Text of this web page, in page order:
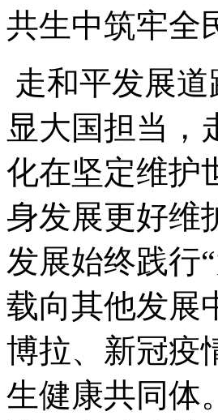
共生中筑牢全
走和平发展
显大国担当，
化在坚定维护
身发展更好维
发展始终践行
载向其他发展
博拉、新冠疫
生健康共同体